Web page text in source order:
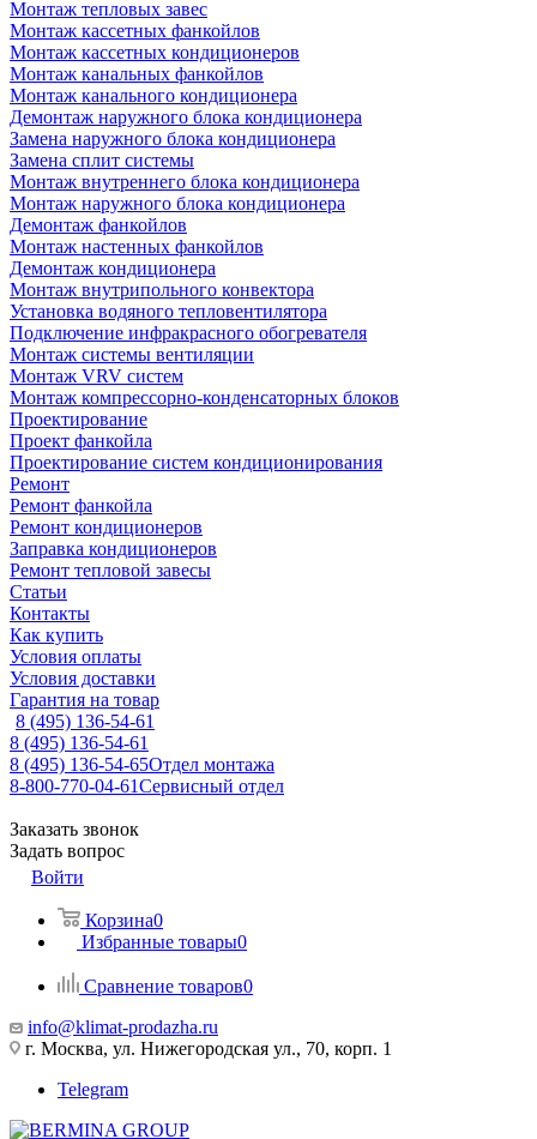
Монтаж тепловых завес
Монтаж кассетных фанкойлов
Монтаж кассетных кондиционеров
Монтаж канальных фанкойлов
Монтаж канального кондиционера
Демонтаж наружного блока кондиционера
Замена наружного блока кондиционера
Замена сплит системы
Монтаж внутреннего блока кондиционера
Монтаж наружного блока кондиционера
Демонтаж фанкойлов
Монтаж настенных фанкойлов
Демонтаж кондиционера
Монтаж внутрипольного конвектора
Установка водяного тепловентилятора
Подключение инфракрасного обогревателя
Монтаж системы вентиляции
Монтаж VRV систем
Монтаж компрессорно-конденсаторных блоков
Проектирование
Проект фанкойла
Проектирование систем кондиционирования
Ремонт
Ремонт фанкойла
Ремонт кондиционеров
Заправка кондиционеров
Ремонт тепловой завесы
Статьи
Контакты
Как купить
Условия оплаты
Условия доставки
Гарантия на товар
8 (495) 136-54-61
8 (495) 136-54-61
8 (495) 136-54-65Отдел монтажа
8-800-770-04-61Сервисный отдел
Заказать звонок
Задать вопрос
Войти
Корзина0
Избранные товары0
Сравнение товаров0
info@klimat-prodazha.ru
г. Москва, ул. Нижегородская ул., 70, корп. 1
Telegram